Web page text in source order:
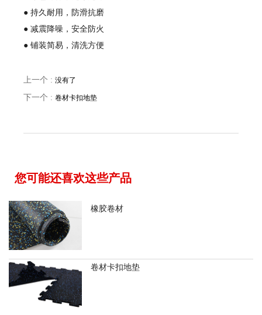
● 持久耐用，防滑抗磨
● 减震降噪，安全防火
● 铺装简易，清洗方便
上一个 : 没有了
下一个 : 卷材卡扣地垫
您可能还喜欢这些产品
橡胶卷材
卷材卡扣地垫